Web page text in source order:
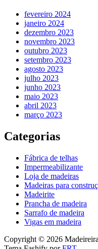
fevereiro 2024
janeiro 2024
dezembro 2023
novembro 2023
outubro 2023
setembro 2023
agosto 2023
julho 2023
junho 2023
maio 2023
abril 2023
março 2023
Categorias
Fábrica de telhas
Impermeabilizante
Loja de madeiras
Madeiras para
Madeirite
Prancha de madeira
Sarrafo de madeira
Vigas em madeira
Copyright © 2026